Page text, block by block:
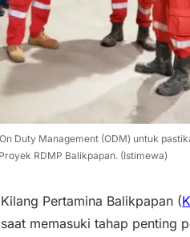
Duty Management (ODM) untuk
RDMP Balikpapan. (Istimewa)
Pertamina Balikpapan (
memasuki tahap penting